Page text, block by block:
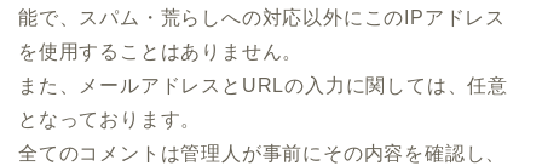
能で、スパム・荒らしへの対応以外にこのIPアドレス
を使用することはありません。
また、メールアドレスとURLの入力に関しては、任意
となっております。
全てのコメントは管理人が事前にその内容を確認し、